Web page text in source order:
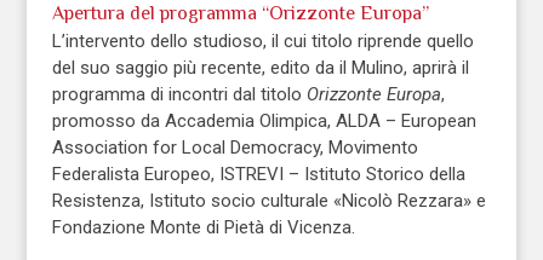
Apertura del programma “Orizzonte Europa”
L’intervento dello studioso, il cui titolo riprende quello
del suo saggio più recente, edito da il Mulino, aprirà il
programma di incontri dal titolo Orizzonte Europa,
promosso da Accademia Olimpica, ALDA – European
Association for Local Democracy, Movimento
Federalista Europeo, ISTREVI – Istituto Storico della
Resistenza, Istituto socio culturale «Nicolò Rezzara» e
Fondazione Monte di Pietà di Vicenza.